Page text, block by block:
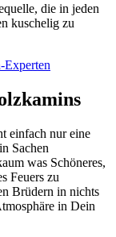
die in jeden
kuschelig zu
Experten
einfach nur eine
Sachen
was Schöneres,
Feuers zu
Brüdern in nichts
in Dein